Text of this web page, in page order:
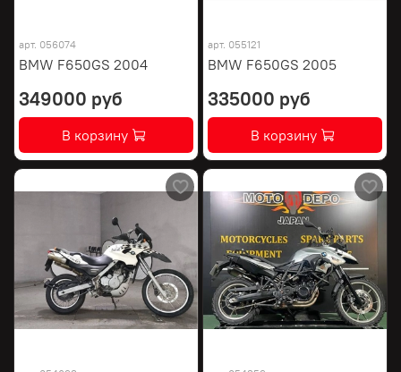
арт. 056074
BMW F650GS 2004
349000 руб
В корзину
арт. 055121
BMW F650GS 2005
335000 руб
В корзину